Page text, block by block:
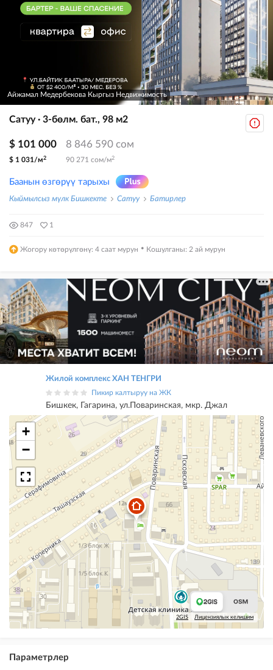
Айжамал Медербекова Кыргыз Недвижимость
Сатуу · 3-бөлм. бат., 98 м2
$ 101 000 8 846 590 сом
$ 1 031/м2 90 271 сом/м2
Баанын өзгөрүү тарыхы
Кыймылсыз мүлк Бишкекте Сатуу Батирлер
847 1
Жогору көтөрүлгөнү: 4 саат мурун · Кошулганы: 2 ай мурун
Жилой комплекс ХАН ТЕНГРИ
Пикир калтыруу на ЖК
Бишкек, Гагарина, ул.Поваринская, мкр. Джал
+
−
2GIS Лицензиялык келишим
Параметрлер